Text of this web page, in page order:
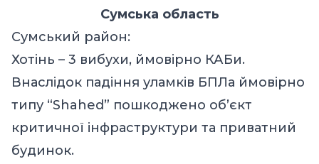
Сумська область
Сумський район:
Хотінь – 3 вибухи, ймовірно КАБи.
Внаслідок падіння уламків БПЛа ймовірно
типу “Shahed” пошкоджено об’єкт
критичної інфраструктури та приватний
будинок.